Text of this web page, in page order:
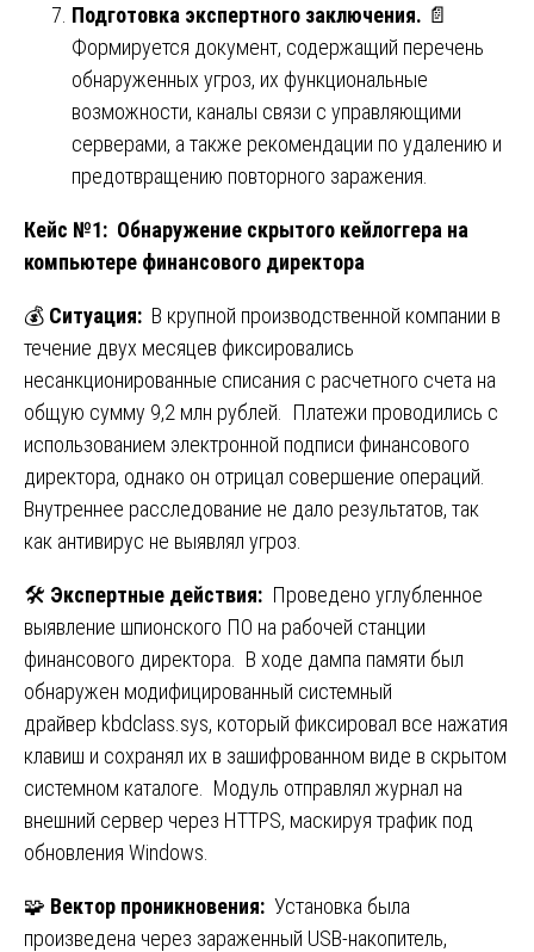
Подготовка экспертного заключения. 📄
Формируется документ, содержащий перечень
обнаруженных угроз, их функциональные
возможности, каналы связи с управляющими
серверами, а также рекомендации по удалению и
предотвращению повторного заражения.
Кейс №1: Обнаружение скрытого кейлоггера на
компьютере финансового директора
💰 Ситуация: В крупной производственной компании в
течение двух месяцев фиксировались
несанкционированные списания с расчетного счета на
общую сумму 9,2 млн рублей. Платежи проводились с
использованием электронной подписи финансового
директора, однако он отрицал совершение операций.
Внутреннее расследование не дало результатов, так
как антивирус не выявлял угроз.
🛠️ Экспертные действия: Проведено углубленное
выявление шпионского ПО на рабочей станции
финансового директора. В ходе дампа памяти был
обнаружен модифицированный системный
драйвер kbdclass.sys, который фиксировал все нажатия
клавиш и сохранял их в зашифрованном виде в скрытом
системном каталоге. Модуль отправлял журнал на
внешний сервер через HTTPS, маскируя трафик под
обновления Windows.
🧩 Вектор проникновения: Установка была
произведена через зараженный USB-накопитель,